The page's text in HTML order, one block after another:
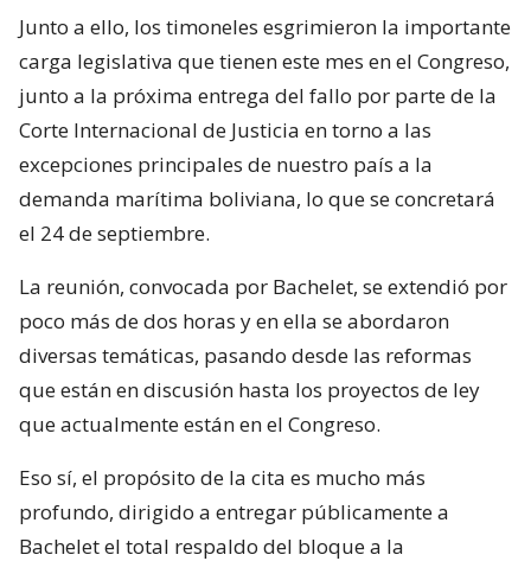
Junto a ello, los timoneles esgrimieron la importante
carga legislativa que tienen este mes en el Congreso,
junto a la próxima entrega del fallo por parte de la
Corte Internacional de Justicia en torno a las
excepciones principales de nuestro país a la
demanda marítima boliviana, lo que se concretará
el 24 de septiembre.
La reunión, convocada por Bachelet, se extendió por
poco más de dos horas y en ella se abordaron
diversas temáticas, pasando desde las reformas
que están en discusión hasta los proyectos de ley
que actualmente están en el Congreso.
Eso sí, el propósito de la cita es mucho más
profundo, dirigido a entregar públicamente a
Bachelet el total respaldo del bloque a la